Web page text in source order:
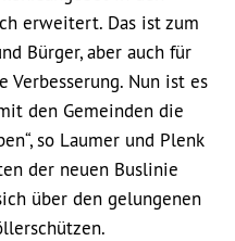
erweitert. Das ist zum
Bürger, aber auch für
Nun ist es
den Gemeinden die
so Laumer und Plenk
der neuen Buslinie
über den gelungenen